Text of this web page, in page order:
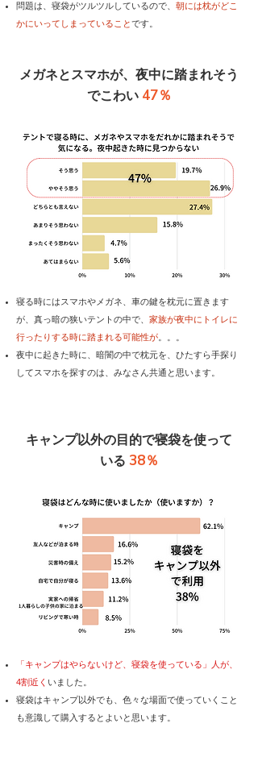
問題は、寝袋がツルツルしているので、 朝には枕がどこ
かにいってしまっていることです。
メガネとスマホが、夜中に踏まれそう
でこわい 47％
​寝る時にはスマホやメガネ、車の鍵を枕元に置きます
が、真っ暗の狭いテントの中で、 家族が夜中にトイレに
行ったりする時に踏まれる可能性が
夜中に起きた時に、暗闇の中で枕元を、ひたすら手探り
してスマホを探すのは、みなさん共通と思います。
キャンプ以外の目的で寝袋を使って
いる 38％
「キャンプはやらないけど、寝袋を使っている」人が、
4割近く いました。
寝袋はキャンプ以外でも、色々な場面で使っていくこと
も意識して購入するとよいと思います。